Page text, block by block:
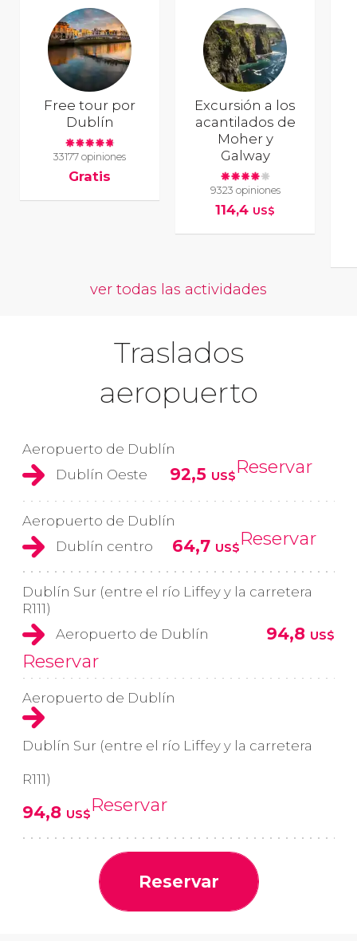
Free tour por
Dublín
33177 opiniones
Gratis
Excursión a los
acantilados de
Moher y
Galway
9323 opiniones
114,4 US$
ver todas las actividades
Traslados
aeropuerto
Aeropuerto de Dublín
Dublín Oeste
92,5 US$Reservar
Aeropuerto de Dublín
Dublín centro
64,7 US$Reservar
Dublín Sur (entre el río Liffey y la carretera
R111)
Aeropuerto de Dublín
94,8 US$
Reservar
Aeropuerto de Dublín
Dublín Sur (entre el río Liffey y la carretera
R111)
94,8 US$Reservar
Reservar